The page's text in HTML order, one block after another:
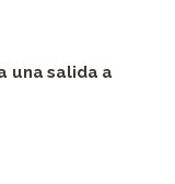
una salida a